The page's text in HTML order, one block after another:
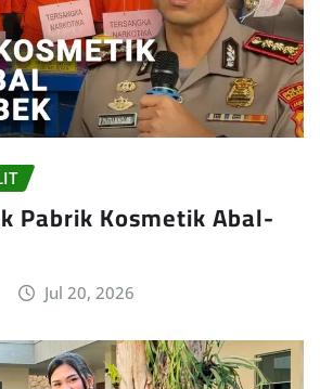
Pabrik Kosmetik Abal-
Jul 20, 2026